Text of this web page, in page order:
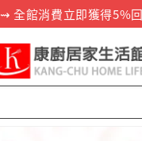
全館消費立即獲得5%